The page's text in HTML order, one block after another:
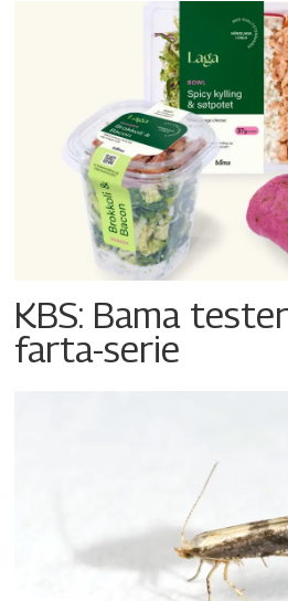
KBS: Bama
farta-serie